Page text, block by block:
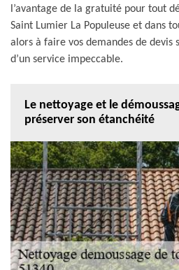
l’avantage de la gratuité pour tout
Saint Lumier La Populeuse et dans
alors à faire vos demandes de devis
d’un service impeccable.
Le nettoyage et le
préserver son étanchéité